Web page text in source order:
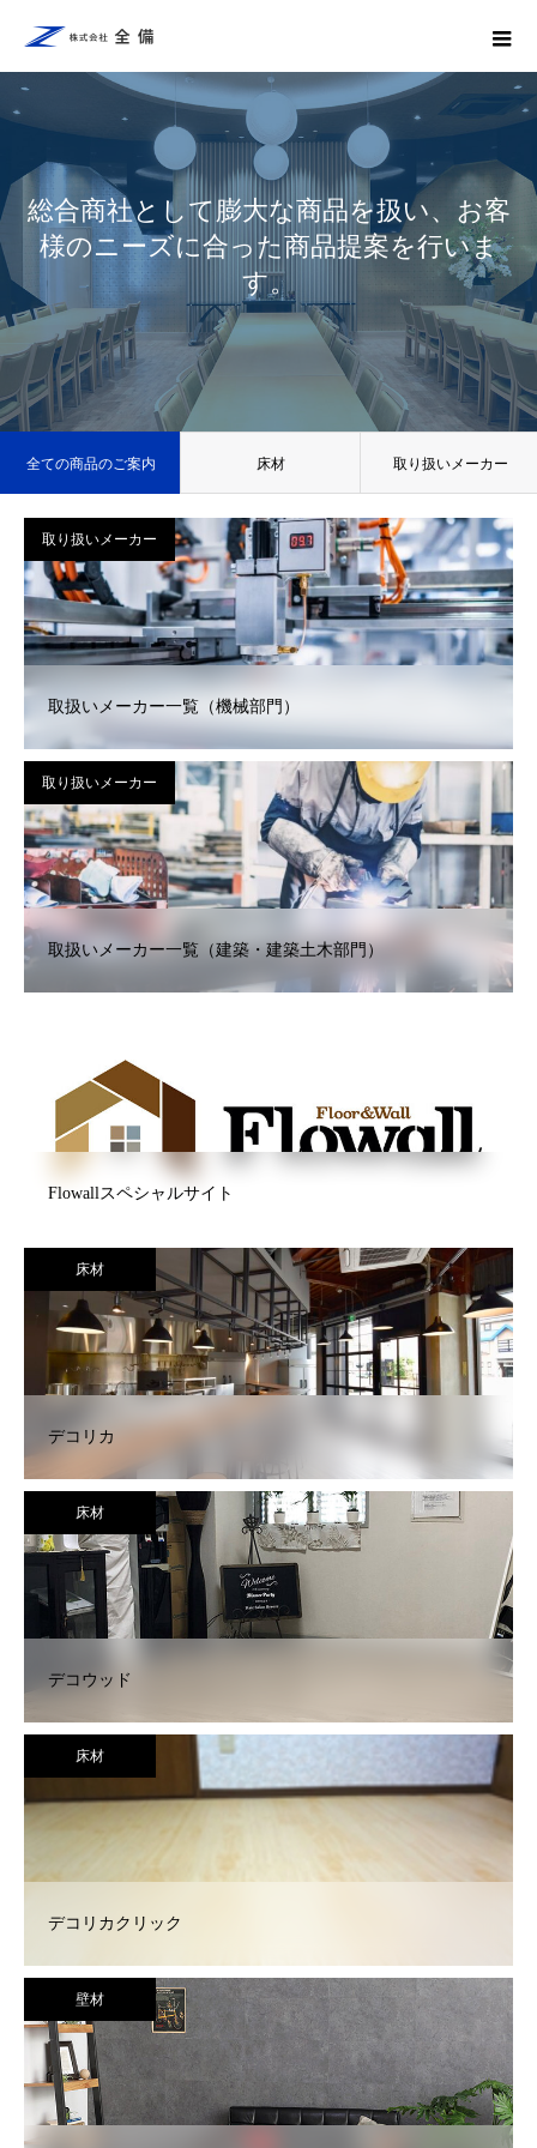
総合商社として膨大な商品を扱い、お客
様のニーズに合った商品提案を行いま
す。
全ての商品のご案内 床材 取り扱いメーカー
取り扱いメーカー
取扱いメーカー一覧（機械部門）
取り扱いメーカー
取扱いメーカー一覧（建築・建築土木部門）
Flowallスペシャルサイト
床材
デコリカ
床材
デコウッド
床材
デコリカクリック
壁材